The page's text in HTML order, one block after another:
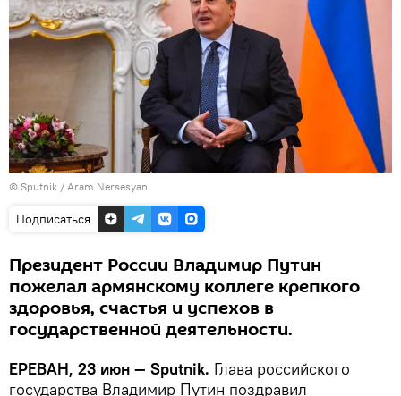
© Sputnik / Aram Nersesyan
Подписаться
Президент России Владимир Путин
пожелал армянскому коллеге крепкого
здоровья, счастья и успехов в
государственной деятельности.
ЕРЕВАН, 23 июн — Sputnik. Глава российского
государства Владимир Путин поздравил